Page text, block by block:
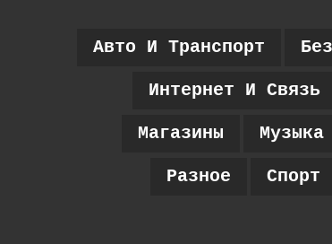
Авто И Транспорт
Интернет И Связь
Магазины Музыка
Разное Спорт